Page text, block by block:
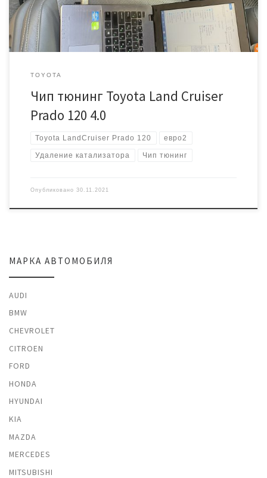
89663-60561 Подготавливаем качественную прошивку под […]
TOYOTA
Чип тюнинг Toyota Land Cruiser
Prado 120 4.0
Toyota LandCruiser Prado 120 евро2
Удаление катализатора Чип тюнинг
Опубликовано 30.11.2021
МАРКА АВТОМОБИЛЯ
AUDI
BMW
CHEVROLET
CITROEN
FORD
HONDA
HYUNDAI
KIA
MAZDA
MERCEDES
MITSUBISHI